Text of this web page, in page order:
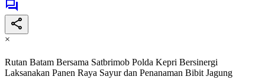
×
Rutan Batam Bersama Satbrimob Polda Kepri Bersinergi
Laksanakan Panen Raya Sayur dan Penanaman Bibit Jagung